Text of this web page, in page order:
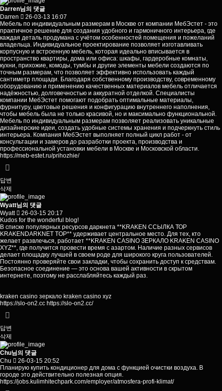
Darren님의 댓글
Darren
26-03-13 16:07
Мебель по индивидуальным размерам в Москве от компании МебЭстет - это
практичное решение для создания удобного и гармоничного интерьера, где
каждая деталь продумана с учётом особенностей помещения и пожеланий
владельца. Индивидуальное проектирование позволяет изготавливать
корпусную и встроенную мебель, которая идеально вписывается в
пространство квартиры, дома или офиса: шкафы, гардеробные комнаты,
кухни, прихожие, комоды, тумбы и другие элементы мебели создаются по
точным размерам, что позволяет эффективно использовать каждый
сантиметр площади. Благодаря собственному производству, современному
оборудованию и применению качественных материалов мебель отличается
надёжностью, долговечностью и аккуратной отделкой. Специалисты
компании МебЭстет помогают подобрать оптимальные материалы,
фурнитуру, цветовые решения и конфигурацию внутреннего наполнения,
чтобы мебель была не только красивой, но и максимально функциональной.
Мебель по индивидуальным размерам позволяет реализовать уникальные
дизайнерские идеи, создать удобные системы хранения и подчеркнуть стиль
интерьера. Компания МебЭстет выполняет полный цикл работ - от
консультации и замеров до разработки проекта, производства и
профессиональной установки мебели в Москве и Московской области.
https://meb-estet.ru/prihozhie/
답변
삭제
Wyatt님의 댓글
Wyatt
26-03-15 20:17
Kudos for the wonderful blog!
В списке популярных ресурсов даркнета **KRAKEN ССЫЛКА ТОР
KRAKENDARKNET TOP** удерживает центральное место. Для тех, кто
желает развлечься, работает **KRAKEN CASINO ЗЕРКАЛО KRAKEN CASINO
XYZ**, где получится провести время с азартом. Наличие разных сервисов
делает площадку лучшей в своем роде для широкого круга пользователей.
Постоянно проверяйте свои закладки, чтобы сохранить доступ к средствам.
Безопасное соединение — это основа вашей активности в скрытом
интернете, поэтому не расслабляйтесь каждый раз.
kraken casino зеркало kraken casino xyz
https://slo-on2.cc https://slo-on2.cc/
답변
삭제
Chu님의 댓글
Chu
26-03-15 20:52
Планирую купить кондиционер для дома с функцией очистки воздуха. В
городе это действительно полезная опция.
https://jobs.kulimhitechpark.com/employer/atmosfera-profi-klimat/